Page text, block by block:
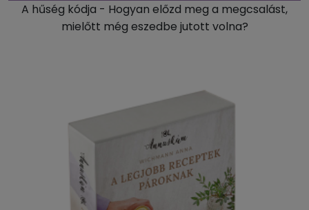
A hűség kódja - Hogyan előzd meg a megcsalást,
mielőtt még eszedbe jutott volna?